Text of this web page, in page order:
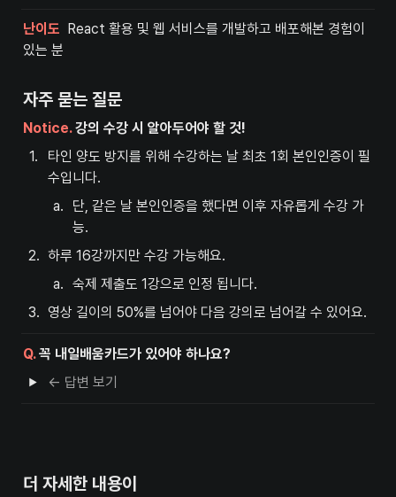
난이도
React 활용 및 웹 서비스를 개발하고 배포해본 경험이
있는 분
자주 묻는 질문
Notice. 강의 수강 시 알아두어야 할 것!
1.
타인 양도 방지를 위해 수강하는 날 최초 1회 본인인증이 필
수입니다.
a.
단, 같은 날 본인인증을 했다면 이후 자유롭게 수강 가
능.
2. 하루 16강까지만 수강 가능해요.
a. 숙제 제출도 1강으로 인정 됩니다.
3. 영상 길이의 50%를 넘어야 다음 강의로 넘어갈 수 있어요.
Q. 꼭 내일배움카드가 있어야 하나요?
← 답변 보기
더 자세한 내용이